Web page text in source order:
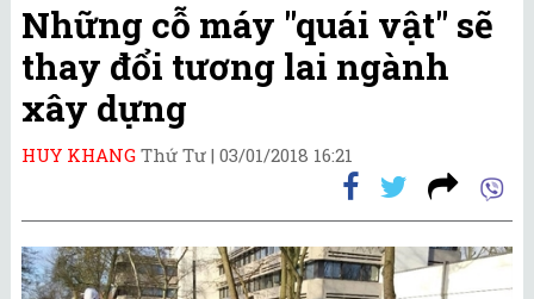
Những cỗ máy "quái vật" sẽ
thay đổi tương lai ngành
xây dựng
HUY KHANG Thứ Tư | 03/01/2018 16:21